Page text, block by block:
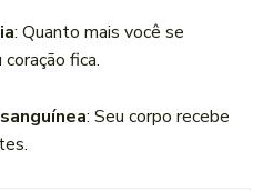
: Quanto mais você se
fica.
: Seu corpo recebe